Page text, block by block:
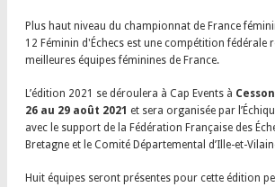
Plus haut niveau du championnat de France
12 Féminin d'Échecs est une compétition fédérale
meilleures équipes féminines de France.
L’édition 2021 se déroulera à Cap Events à
26 au 29 août 2021 et sera organisée par
avec le support de la Fédération Française des
Bretagne et le Comité Départemental d’Ille-et-
Huit équipes seront présentes pour cette édition